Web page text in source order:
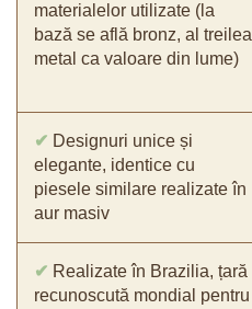
materialelor utilizate (la
bază se află bronz, al treilea
metal ca valoare din lume)
✔ Designuri unice și
elegante, identice cu
piesele similare realizate în
aur masiv
✔ Realizate în Brazilia, țară
recunoscută mondial pentru